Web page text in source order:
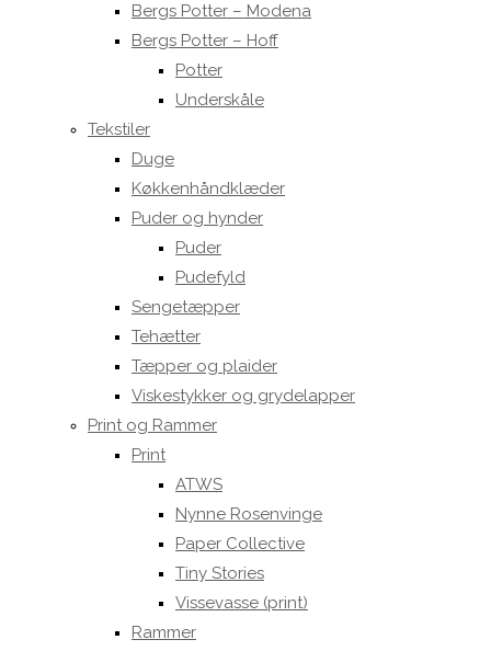
Bergs Potter – Modena
Bergs Potter – Hoff
Potter
Underskåle
Tekstiler
Duge
Køkkenhåndklæder
Puder og hynder
Puder
Pudefyld
Sengetæpper
Tehætter
Tæpper og plaider
Viskestykker og grydelapper
Print og Rammer
Print
ATWS
Nynne Rosenvinge
Paper Collective
Tiny Stories
Vissevasse (print)
Rammer